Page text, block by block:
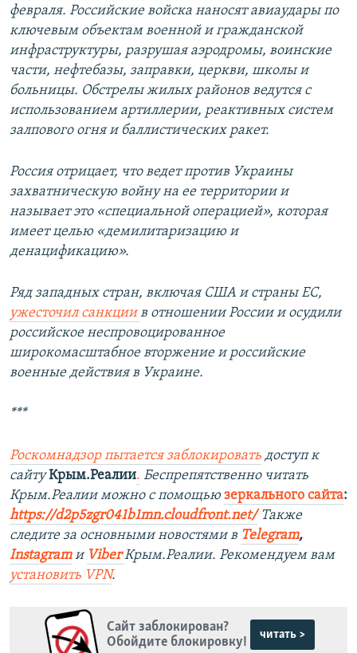
1080p
февраля. Российские войска наносят авиаудары по
ключевым объектам военной и гражданской
инфраструктуры, разрушая аэродромы, воинские
части, нефтебазы, заправки, церкви, школы и
больницы. Обстрелы жилых районов ведутся с
использованием артиллерии, реактивных систем
залпового огня и баллистических ракет.
Россия отрицает, что ведет против Украины
захватническую войну на ее территории и
называет это «специальной операцией», которая
имеет целью «демилитаризацию и
денацификацию».
Ряд западных стран, включая США и страны ЕС,
ужесточил санкциив отношении России и осудили
российское неспровоцированное
широкомасштабное вторжение и российские
военные действия в Украине.
***
Роскомнадзор пытается заблокировать доступ к
сайтуКрым.Реалии. Беспрепятственно читать
Крым.Реалии можно с помощью зеркального сайта:
https://d2p5zgr041b1mn.cloudfront.net/ Также
следите за основными новостями в Telegram,
Instagram и ViberКрым.Реалии. Рекомендуем вам
установить VPN.
Сайт заблокирован?
Обойдите блокировку!
читать >